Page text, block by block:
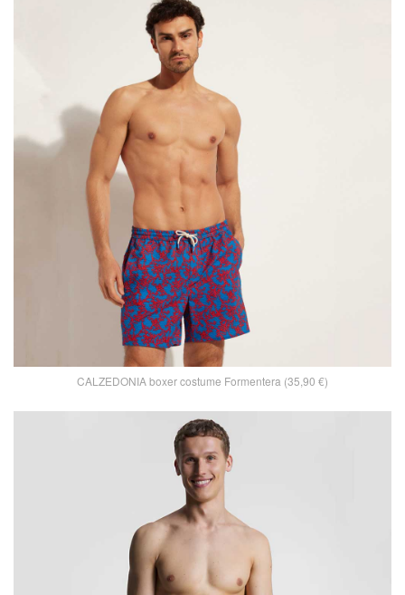
CALZEDONIA boxer costume Formentera (35,90 €)